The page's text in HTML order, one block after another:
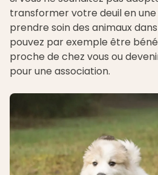
transformer votre deuil en
prendre soin des animaux
pouvez par exemple être
proche de chez vous ou
pour une association.